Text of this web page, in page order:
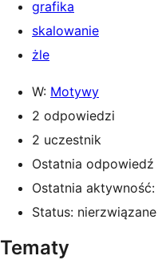
grafika
skalowanie
żle
W: Motywy
2 odpowiedzi
2 uczestnik
Ostatnia odpowiedź
Ostatnia aktywność:
Status: nierzwiązane
Tematy